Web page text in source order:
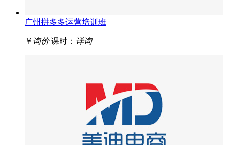
广州拼多多运营培训班
￥ 询价 课时： 详询